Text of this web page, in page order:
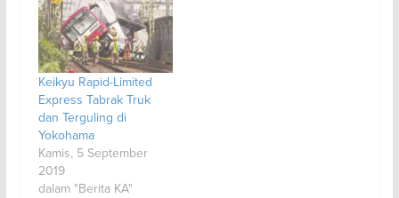
Keikyu Rapid-Limited
Express Tabrak Truk
dan Terguling di
Yokohama
Kamis, 5 September
2019
dalam "Berita KA"